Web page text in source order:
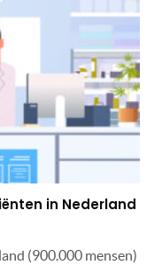
in Nederland
(900.000 mensen)